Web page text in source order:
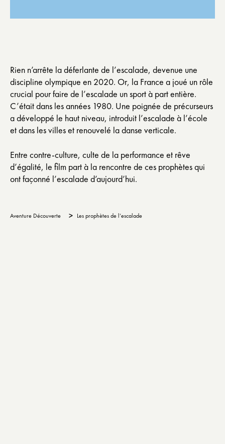
Rien n’arrête la déferlante de l’escalade, devenue une
discipline olympique en 2020. Or, la France a joué un rôle
crucial pour faire de l’escalade un sport à part entière.
C’était dans les années 1980. Une poignée de précurseurs
a développé le haut niveau, introduit l’escalade à l’école
et dans les villes et renouvelé la danse verticale.
Entre contre-culture, culte de la performance et rêve
d’égalité, le film part à la rencontre de ces prophètes qui
ont façonné l’escalade d’aujourd’hui.
Aventure Découverte > Les prophètes de l’escalade